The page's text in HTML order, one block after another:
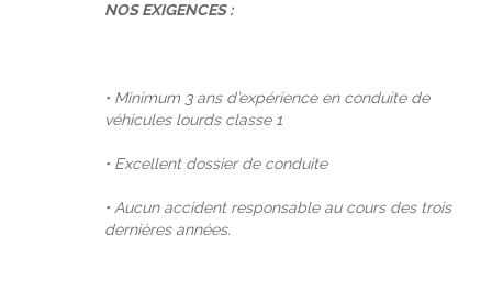
NOS EXIGENCES :
• Minimum 3 ans d’expérience en conduite de
véhicules lourds classe 1
• Excellent dossier de conduite
• Aucun accident responsable au cours des trois
dernières années.